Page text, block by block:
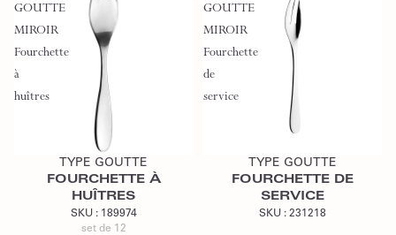
GOUTTE
MIROIR
Fourchette
à
huîtres
Ajouter au devis
TYPE GOUTTE
FOURCHETTE À
HUÎTRES
SKU : 189974
set de 12
GOUTTE
MIROIR
Fourchette
de
service
Ajouter au devis
TYPE GOUTTE
FOURCHETTE DE
SERVICE
SKU : 231218